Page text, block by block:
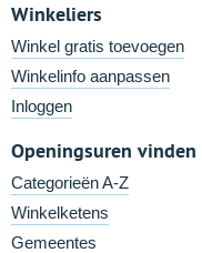
Winkeliers
Winkel gratis toevoegen
Winkelinfo aanpassen
Inloggen
Openingsuren vinden
Categorieën A-Z
Winkelketens
Gemeentes